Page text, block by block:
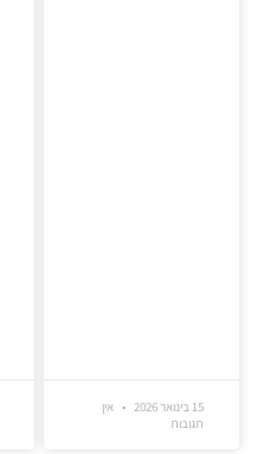
15 בינואר 2026
אין
תגובות